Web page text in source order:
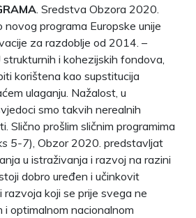
. Sredstva Obzora 2020.
novog programa Europske unije
za razdoblje od 2014. –
i kohezijskih fondova,
korištena kao supstitucija
ulaganju. Nažalost, u
smo takvih nerealnih
Slično prošlim sličnim programima
5-7), Obzor 2020. predstavljat
u istraživanja i razvoj na razini
dobro uređen i učinkovit
koji se prije svega ne
i optimalnom nacionalnom